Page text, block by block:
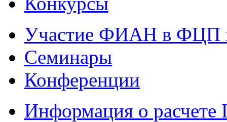
Участие ФИАН в ФЦП
Семинары
Конференции
Информация о